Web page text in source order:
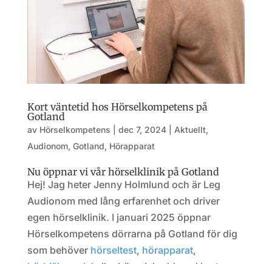
Kort väntetid hos Hörselkompetens på
Gotland
av Hörselkompetens dec 7, 2024| Aktuellt,
Audionom, Gotland, Hörapparat
Nu öppnar vi vår hörselklinik på Gotland
Hej! Jag heter Jenny Holmlund och är Leg
Audionom med lång erfarenhet och driver
egen hörselklinik. I januari 2025 öppnar
Hörselkompetens dörrarna på Gotland för dig
som behöver hörseltest, hörapparat,